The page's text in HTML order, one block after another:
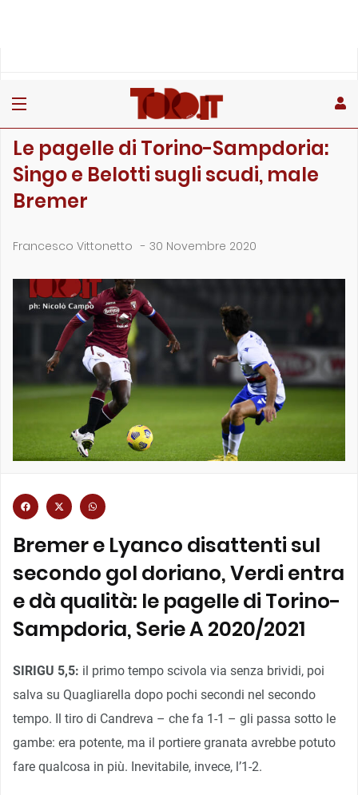
Le pagelle di Torino-Sampdoria:
Singo e Belotti sugli scudi, male
Bremer
Francesco Vittonetto - 30 Novembre 2020
Bremer e Lyanco disattenti sul
secondo gol doriano, Verdi entra
e dà qualità: le pagelle di Torino-
Sampdoria, Serie A 2020/2021
SIRIGU 5,5: il primo tempo scivola via senza brividi, poi
salva su Quagliarella dopo pochi secondi nel secondo
tempo. Il tiro di Candreva – che fa 1-1 – gli passa sotto le
gambe: era potente, ma il portiere granata avrebbe potuto
fare qualcosa in più. Inevitabile, invece, l’1-2.